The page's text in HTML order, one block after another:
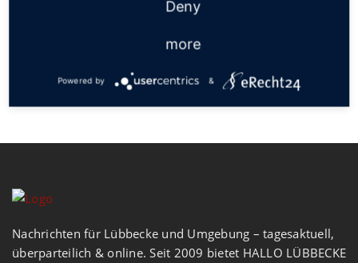
Nachrichten für Lübbecke und Umgebung – tagesaktuell,
überparteilich & online. Seit 2009 bietet HALLO LÜBBECKE
Deny
more
Powered by &